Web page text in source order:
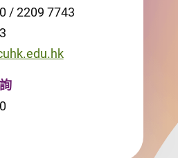
/ 2209 7743